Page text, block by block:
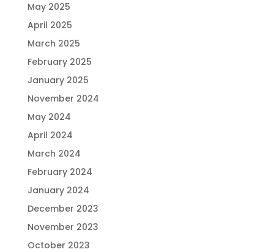
May 2025
April 2025
March 2025
February 2025
January 2025
November 2024
May 2024
April 2024
March 2024
February 2024
January 2024
December 2023
November 2023
October 2023